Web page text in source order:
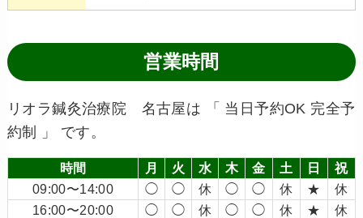
営業時間
リオラ鍼灸治療院 名古屋は 「 当日予約OK 完全予
約制 」 です。
時間 月 火 水 木 金 土 日
祝
09:00〜14:00
◯ ◯ 休 ◯ ◯ 休 ★
休
16:00〜20:00
◯ ◯ 休 ◯ ◯ 休 ★ 休